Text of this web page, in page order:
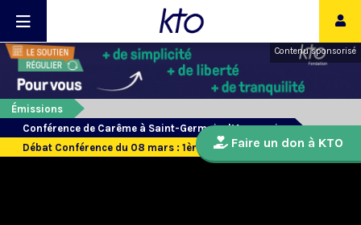
Contenu sponsorisé
Émissions
Conférence de Carême à Saint-Germain-l’Auxerrois
Débat Conférence du 08 mars : 1ère partieFaire un don à KTO